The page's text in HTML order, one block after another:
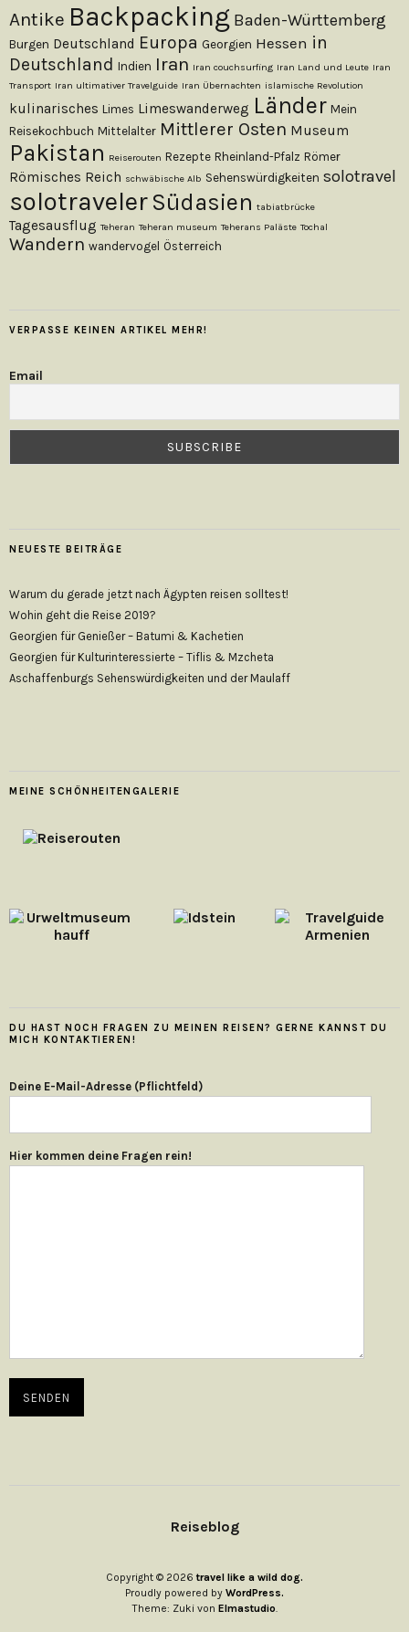
Antike Backpacking Baden-Württemberg
Burgen Deutschland Europa Georgien Hessen in
Deutschland Indien Iran Iran couchsurfing Iran Land und Leute Iran
Transport Iran ultimativer Travelguide Iran Übernachten islamische Revolution
kulinarisches Limes Limeswanderweg Länder Mein
Reisekochbuch Mittelalter Mittlerer Osten Museum
Pakistan Reiserouten Rezepte Rheinland-Pfalz Römer
Römisches Reich schwäbische Alb Sehenswürdigkeiten solotravel
solotraveler Südasien tabiatbrücke
Tagesausflug Teheran Teheran museum Teherans Paläste Tochal
Wandern wandervogel Österreich
VERPASSE KEINEN ARTIKEL MEHR!
Email
NEUESTE BEITRÄGE
Warum du gerade jetzt nach Ägypten reisen solltest!
Wohin geht die Reise 2019?
Georgien für Genießer – Batumi & Kachetien
Georgien für Kulturinteressierte – Tiflis & Mzcheta
Aschaffenburgs Sehenswürdigkeiten und der Maulaff
MEINE SCHÖNHEITENGALERIE
DU HAST NOCH FRAGEN ZU MEINEN REISEN? GERNE KANNST DU
MICH KONTAKTIEREN!
Deine E-Mail-Adresse (Pflichtfeld)
Hier kommen deine Fragen rein!
Reiseblog
Copyright © 2026travel like a wild dog.
Proudly powered by WordPress.
Theme: Zuki von Elmastudio.